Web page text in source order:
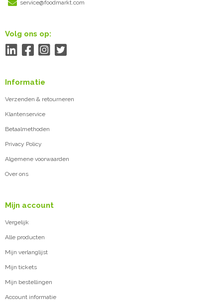
service@foodmarkt.com
Volg ons op:
Informatie
Verzenden & retourneren
Klantenservice
Betaalmethoden
Privacy Policy
Algemene voorwaarden
Over ons
Mijn account
Vergelijk
Alle producten
Mijn verlanglijst
Mijn tickets
Mijn bestellingen
Account informatie